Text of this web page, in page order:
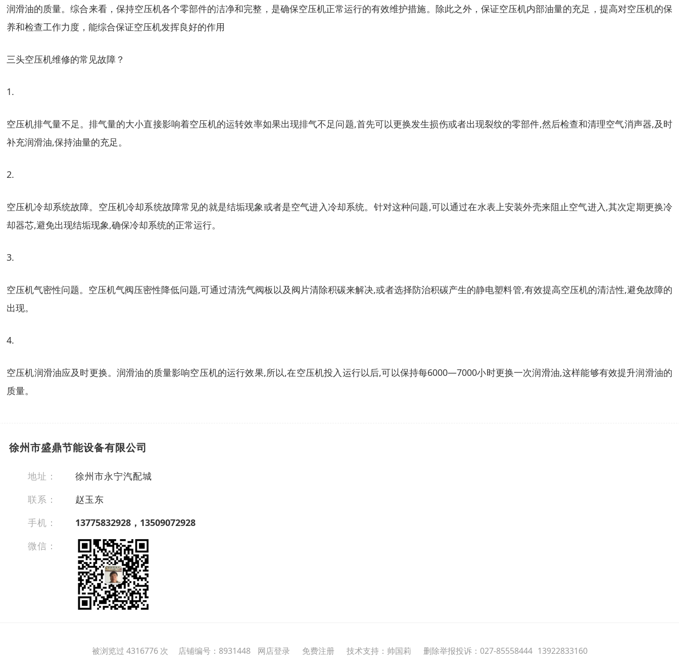
润滑油的质量。综合来看，保持空压机各个零部件的洁净和完整，是确保空压机正常运行的有效维护措施。除此之外，保证空压机内部油量的充足，提高对空压机的保
养和检查工作力度，能综合保证空压机发挥良好的作用
三头空压机维修的常见故障？
1.
空压机排气量不足。排气量的大小直接影响着空压机的运转效率如果出现排气不足问题,首先可以更换发生损伤或者出现裂纹的零部件,然后检查和清理空气消声器,及时
补充润滑油,保持油量的充足。
2.
空压机冷却系统故障。空压机冷却系统故障常见的就是结垢现象或者是空气进入冷却系统。针对这种问题,可以通过在水表上安装外壳来阻止空气进入,其次定期更换冷
却器芯,避免出现结垢现象,确保冷却系统的正常运行。
3.
空压机气密性问题。空压机气阀压密性降低问题,可通过清洗气阀板以及阀片清除积碳来解决,或者选择防治积碳产生的静电塑料管,有效提高空压机的清洁性,避免故障的
出现。
4.
空压机润滑油应及时更换。润滑油的质量影响空压机的运行效果,所以,在空压机投入运行以后,可以保持每6000—7000小时更换一次润滑油,这样能够有效提升润滑油的
质量。
徐州市盛鼎节能设备有限公司
地址：
徐州市永宁汽配城
联系：
赵玉东
手机：
13775832928，13509072928
微信：
被浏览过 4316776 次 店铺编号：8931448 网店登录 免费注册 技术支持：帅国莉 删除举报投诉：027-85558444 13922833160